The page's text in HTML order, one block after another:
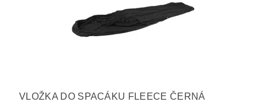
VLOŽKA DO SPACÁKU FLEECE ČERNÁ